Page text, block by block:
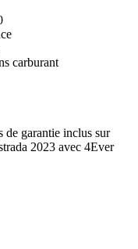
carburant
de garantie inclus sur
2023 avec 4Ever